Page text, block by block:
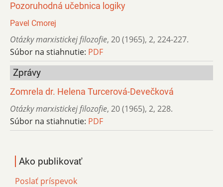
Pozoruhodná učebnica logiky
Pavel Cmorej
Otázky marxistickej filozofie, 20 (1965), 2, 224-227.
Súbor na stiahnutie: PDF
Zprávy
Zomrela dr. Helena Turcerová-Devečková
Otázky marxistickej filozofie, 20 (1965), 2, 228.
Súbor na stiahnutie: PDF
Ako publikovať
Poslať príspevok